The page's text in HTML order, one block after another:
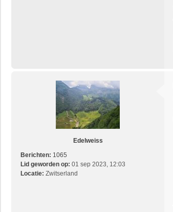
Edelweiss
Berichten: 1065
Lid geworden op: 01 sep 2023, 12:03
Locatie: Zwitserland